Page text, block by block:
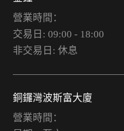
營業時間：
交易日: 09:00 - 18:00
非交易日: 休息
銅鑼灣波斯富大廈
營業時間：